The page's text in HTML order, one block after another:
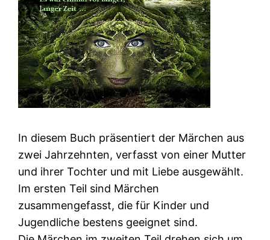
In diesem Buch präsentiert der Märchen aus
zwei Jahrzehnten, verfasst von einer Mutter
und ihrer Tochter und mit Liebe ausgewählt.
Im ersten Teil sind Märchen
zusammengefasst, die für Kinder und
Jugendliche bestens geeignet sind.